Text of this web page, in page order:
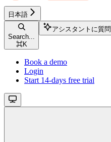
日本語
Search...
⌘K
アシスタントに質問
Book a demo
Login
Start 14-days free trial